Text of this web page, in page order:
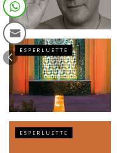
ESPERLUETTE
ESPERLUETTE